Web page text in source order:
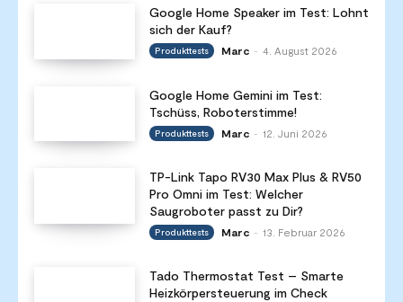
Google Home Speaker im Test: Lohnt
sich der Kauf?
Produkttests Marc - 4. August 2026
Google Home Gemini im Test:
Tschüss, Roboterstimme!
Produkttests Marc - 12. Juni 2026
TP-Link Tapo RV30 Max Plus & RV50
Pro Omni im Test: Welcher
Saugroboter passt zu Dir?
Produkttests Marc - 13. Februar 2026
Tado Thermostat Test – Smarte
Heizkörpersteuerung im Check